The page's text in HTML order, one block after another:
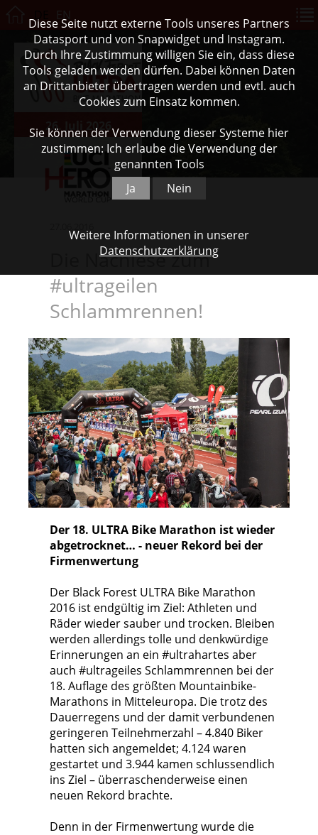
26. Juli 2026
Die Nachlese zum
#ultrageilen
Schlammrennen!
Der 18. ULTRA Bike Marathon ist wieder
abgetrocknet… - neuer Rekord bei der
Firmenwertung
Der Black Forest ULTRA Bike Marathon
2016 ist endgültig im Ziel: Athleten und
Räder wieder sauber und trocken. Bleiben
werden allerdings tolle und denkwürdige
Erinnerungen an ein #ultrahartes aber
auch #ultrageiles Schlammrennen bei der
18. Auflage des größten Mountainbike-
Marathons in Mitteleuropa. Die trotz des
Dauerregens und der damit verbundenen
geringeren Teilnehmerzahl – 4.840 Biker
hatten sich angemeldet; 4.124 waren
gestartet und 3.944 kamen schlussendlich
ins Ziel – überraschenderweise einen
neuen Rekord brachte.
Denn in der Firmenwertung wurde die
Diese Seite nutzt externe Tools unseres Partners
Datasport und von Snapwidget und Instagram.
Durch Ihre Zustimmung willigen Sie ein, dass diese
Tools geladen werden dürfen. Dabei können Daten
an Drittanbieter übertragen werden und evtl. auch
Cookies zum Einsatz kommen.
Sie können der Verwendung dieser Systeme hier
zustimmen: Ich erlaube die Verwendung der
genannten Tools
Ja
Nein
Weitere Informationen in unserer
Datenschutzerklärung